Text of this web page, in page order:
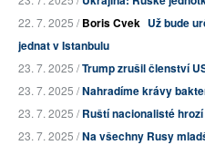
22. 7. 2025 /Boris Cvek Už bude
jednat v Istanbulu
23. 7. 2025 /Trump zrušil členství
23. 7. 2025 /Nahradíme krávy
23. 7. 2025 /Ruští nacionalisté
23. 7. 2025 /Na všechny Rusy